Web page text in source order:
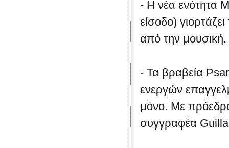
- Η νέα ενότητα
είσοδο)
από την μουσική.
- Τα βραβεία
ενεργών
μόνο. Με
συγγραφέα